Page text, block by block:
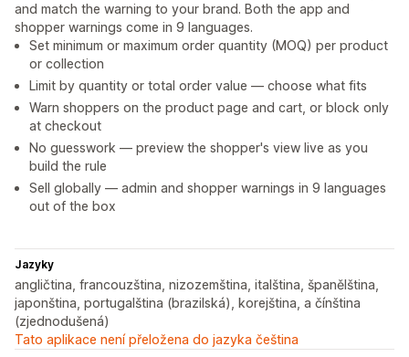
and match the warning to your brand. Both the app and
shopper warnings come in 9 languages.
Set minimum or maximum order quantity (MOQ) per product
or collection
Limit by quantity or total order value — choose what fits
Warn shoppers on the product page and cart, or block only
at checkout
No guesswork — preview the shopper's view live as you
build the rule
Sell globally — admin and shopper warnings in 9 languages
out of the box
Jazyky
angličtina, francouzština, nizozemština, italština, španělština,
japonština, portugalština (brazilská), korejština, a čínština
(zjednodušená)
Tato aplikace není přeložena do jazyka čeština